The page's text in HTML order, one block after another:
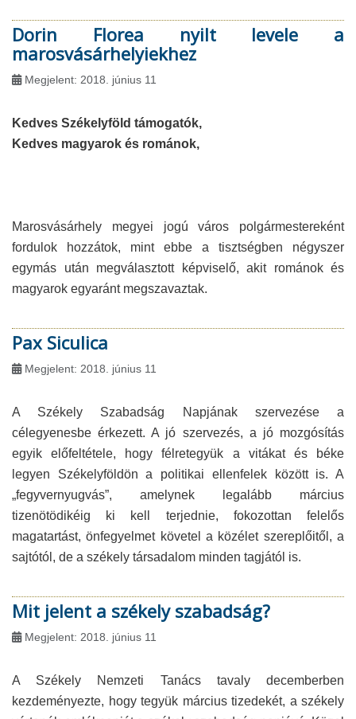
Dorin Florea nyilt levele a
marosvásárhelyiekhez
Megjelent: 2018. június 11
Kedves Székelyföld támogatók,
Kedves magyarok és románok,
Marosvásárhely megyei jogú város polgármestereként
fordulok hozzátok, mint ebbe a tisztségben négyszer
egymás után megválasztott képviselő, akit románok és
magyarok egyaránt megszavaztak.
Pax Siculica
Megjelent: 2018. június 11
A Székely Szabadság Napjának szervezése a
célegyenesbe érkezett. A jó szervezés, a jó mozgósítás
egyik előfeltétele, hogy félretegyük a vitákat és béke
legyen Székelyföldön a politikai ellenfelek között is. A
„fegyvernyugvás”, amelynek legalább március
tizenötödikéig ki kell terjednie, fokozottan felelős
magatartást, önfegyelmet követel a közélet szereplőitől, a
sajtótól, de a székely társadalom minden tagjától is.
Mit jelent a székely szabadság?
Megjelent: 2018. június 11
A Székely Nemzeti Tanács tavaly decemberben
kezdeményezte, hogy tegyük március tizedekét, a székely